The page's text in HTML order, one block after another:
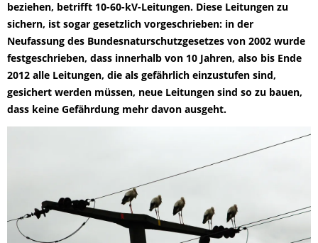
beziehen, betrifft 10-60-kV-Leitungen. Diese Leitungen zu
sichern, ist sogar gesetzlich vorgeschrieben: in der
Neufassung des Bundesnaturschutzgesetzes von 2002 wurde
festgeschrieben, dass innerhalb von 10 Jahren, also bis Ende
2012 alle Leitungen, die als gefährlich einzustufen sind,
gesichert werden müssen, neue Leitungen sind so zu bauen,
dass keine Gefährdung mehr davon ausgeht.